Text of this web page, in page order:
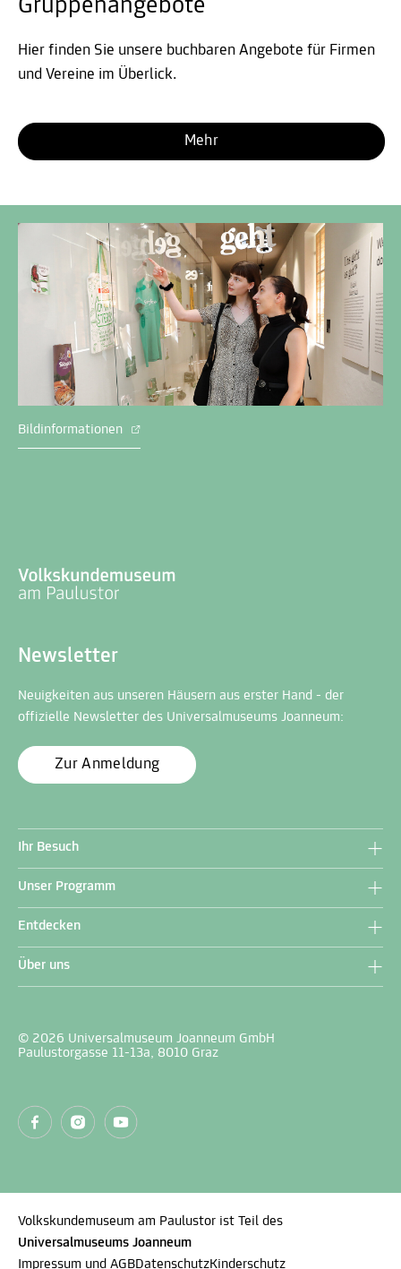
Gruppenangebote
Hier finden Sie unsere buchbaren Angebote für Firmen
und Vereine im Überlick.
Mehr
Bildinformationen
Newsletter
Neuigkeiten aus unseren Häusern aus erster Hand - der
offizielle Newsletter des Universalmuseums Joanneum:
Zur Anmeldung
Ihr Besuch
Unser Programm
Entdecken
Über uns
© 2026 Universalmuseum Joanneum GmbH
Paulustorgasse 11-13a, 8010 Graz
Volkskundemuseum am Paulustor ist Teil des
Universalmuseums Joanneum
Impressum und AGBDatenschutzKinderschutz